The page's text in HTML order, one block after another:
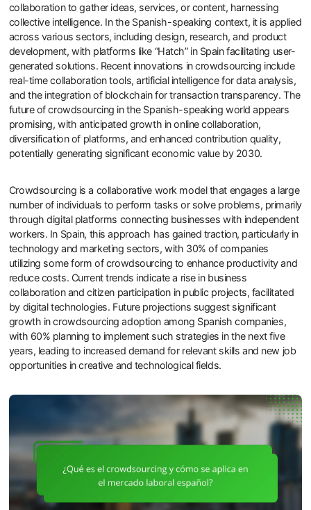
collaboration to gather ideas, services, or content, harnessing
collective intelligence. In the Spanish-speaking context, it is applied
across various sectors, including design, research, and product
development, with platforms like “Hatch” in Spain facilitating user-
generated solutions. Recent innovations in crowdsourcing include
real-time collaboration tools, artificial intelligence for data analysis,
and the integration of blockchain for transaction transparency. The
future of crowdsourcing in the Spanish-speaking world appears
promising, with anticipated growth in online collaboration,
diversification of platforms, and enhanced contribution quality,
potentially generating significant economic value by 2030.
Crowdsourcing is a collaborative work model that engages a large
number of individuals to perform tasks or solve problems, primarily
through digital platforms connecting businesses with independent
workers. In Spain, this approach has gained traction, particularly in
technology and marketing sectors, with 30% of companies
utilizing some form of crowdsourcing to enhance productivity and
reduce costs. Current trends indicate a rise in business
collaboration and citizen participation in public projects, facilitated
by digital technologies. Future projections suggest significant
growth in crowdsourcing adoption among Spanish companies,
with 60% planning to implement such strategies in the next five
years, leading to increased demand for relevant skills and new job
opportunities in creative and technological fields.